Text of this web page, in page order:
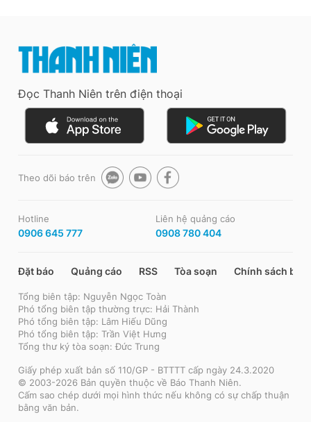
Đọc Thanh Niên trên điện thoại
Theo dõi báo trên
Hotline
0906 645 777
Liên hệ quảng cáo
0908 780 404
Đặt báo Quảng cáo RSS Tòa soạn Chính sách bảo
Tổng biên tập: Nguyễn Ngọc Toàn
Phó tổng biên tập thường trực: Hải Thành
Phó tổng biên tập: Lâm Hiếu Dũng
Phó tổng biên tập: Trần Việt Hưng
Tổng thư ký tòa soạn: Đức Trung
Giấy phép xuất bản số 110/GP - BTTTT cấp ngày 24.3.2020
© 2003-2026 Bản quyền thuộc về Báo Thanh Niên.
Cấm sao chép dưới mọi hình thức nếu không có sự chấp thuận
bằng văn bản.